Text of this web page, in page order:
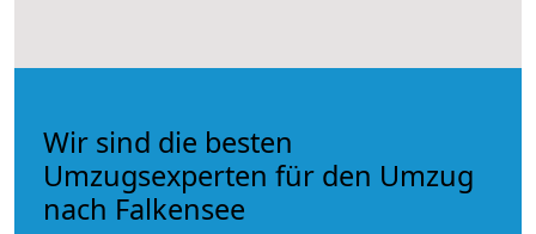
Wir sind die besten
Umzugsexperten für den Umzug
nach Falkensee